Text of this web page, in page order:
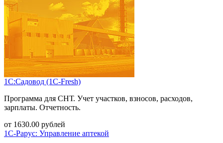
1С:Садовод (1С-Fresh)
Программа для СНТ. Учет участков, взносов, расходов,
зарплаты. Отчетность.
от 1630.00 рублей
1С-Рарус: Управление аптекой